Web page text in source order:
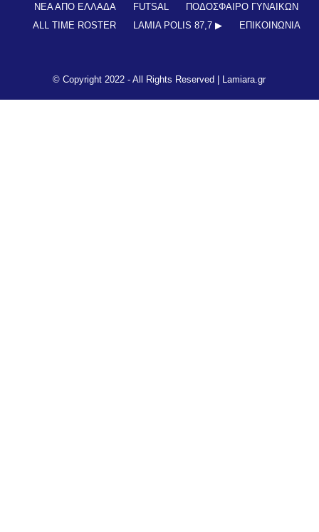
ΝΕΑ ΑΠΟ ΕΛΛΑΔΑ
FUTSAL
ΠΟΔΟΣΦΑΙΡΟ ΓΥΝΑΙΚΩΝ
ALL TIME ROSTER
LAMIA POLIS 87,7 ▶︎ ΕΠΙΚΟΙΝΩΝΊΑ
© Copyright 2022 - All Rights Reserved | Lamiara.gr